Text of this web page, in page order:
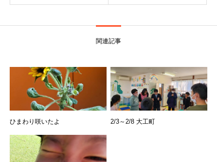
関連記事
ひまわり咲いたよ 2/3～2/8 大工町